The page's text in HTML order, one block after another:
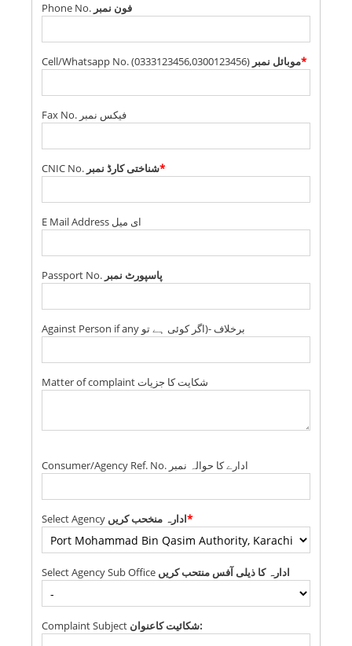
Phone No. فون نمبر
Cell/Whatsapp No. (0333123456,0300123456) موبائل نمبر*
Fax No. فیکس نمبر
CNIC No. شناختی کارڈ نمبر*
E Mail Address ای میل
Passport No. پاسپورٹ نمبر
Against Person if any برخلاف -(اگر کوئی ہے تو
Matter of complaint شکایت کا جزیات
Consumer/Agency Ref. No. ادارے کا حوالہ نمبر
Select Agency ادارہ منخحب کریں*
Select Agency Sub Office ادارہ کا ذیلی آفس منتحب کریں
Complaint Subject شکائیت کاعنوان: